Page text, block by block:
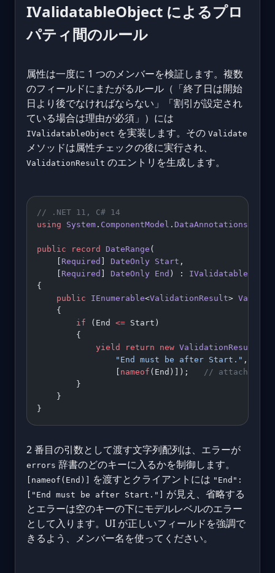
IValidatableObject によるプロ
パティ間のルール
属性は一度に 1 つのメンバーを検証します。複数
のフィールドにまたがるルール（「終了日は開始
日より後でなければならない」「割引が設定され
ている場合は理由が必須」）には
IValidatableObject を実装します。その Validate
メソッドは属性チェックの後に実行され、
ValidationResult のエントリを生成します。
// .NET 11, C# 14
using System . ComponentModel . DataAnnotations
public record DateRange (
Required DateOnly Start ,
Required DateOnly End ) :
{
    public
IEnumerable<ValidationResult>
    {
        if
(End <= Start)
        {
            yield
return new ValidationResult
                "End must be after Start."
,
nameof (End)]);
// attaches
        }
    }
}
2 番目の引数として渡す文字列配列は、エラーが
errors 辞書のどのキーに入るかを制御します。
[nameof(End)] を渡すとクライアントには "End":
["End must be after Start."]
が見え、省略する
とエラーは空のキーの下にモデルレベルのエラー
として入ります。UI が正しいフィールドを強調で
きるよう、メンバー名を使ってください。